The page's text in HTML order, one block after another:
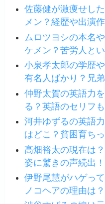
佐藤健が激痩せし
メン？経歴や出演
ムロツヨシの本名
ケメン？苦労人と
小泉孝太郎の学歴
有名人ばかり？兄
仲野太賀の英語力
る？英語のセリフ
河井ゆずるの英語
はどこ？貧困育ち
高畑裕太の現在は
姿に驚きの声続出！
伊野尾慧がハゲっ
ノコヘアの理由は？